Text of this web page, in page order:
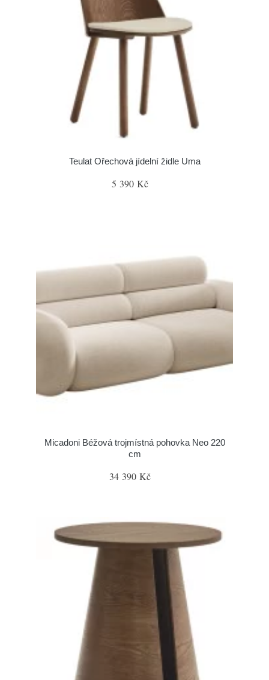
Teulat Ořechová jídelní židle Uma
5 390 Kč
Micadoni Béžová trojmístná pohovka Neo 220
cm
34 390 Kč